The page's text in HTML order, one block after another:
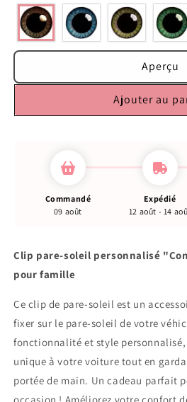
Aperçu
Ajouter au
Commandé
09 août
Expédié
12 août - 14
Clip pare-soleil personnalisé
pour famille
Ce clip de pare-soleil est un
fixer sur le pare-soleil de votre
fonctionnalité et style
unique à votre voiture tout en
portée de main. Un cadeau parfait
occasion ! Améliorez votre confort